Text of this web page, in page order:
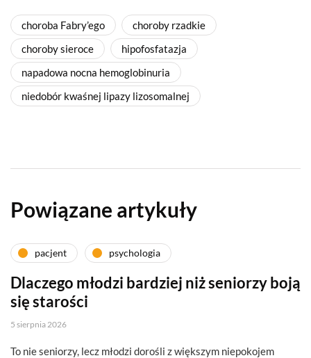
choroba Fabry’ego
choroby rzadkie
choroby sieroce
hipofosfatazja
napadowa nocna hemoglobinuria
niedobór kwaśnej lipazy lizosomalnej
Powiązane artykuły
pacjent psychologia
Dlaczego młodzi bardziej niż seniorzy boją
się starości
5 sierpnia 2026
To nie seniorzy, lecz młodzi dorośli z większym niepokojem